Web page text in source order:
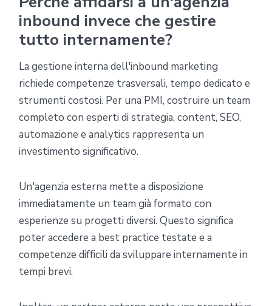
inbound invece che gestire
tutto internamente?
La gestione interna dell'inbound marketing
richiede competenze trasversali, tempo dedicato e
strumenti costosi. Per una PMI, costruire un team
completo con esperti di strategia, content, SEO,
automazione e analytics rappresenta un
investimento significativo.
Un'agenzia esterna mette a disposizione
immediatamente un team già formato con
esperienze su progetti diversi. Questo significa
poter accedere a best practice testate e a
competenze difficili da sviluppare internamente in
tempi brevi.